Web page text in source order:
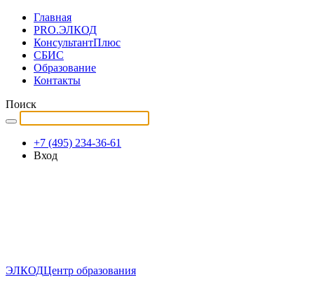
Главная
PRO.ЭЛКОД
КонсультантПлюс
СБИС
Образование
Контакты
Поиск
+7 (495) 234-36-61
Вход
ЭЛКОДЦентр образования